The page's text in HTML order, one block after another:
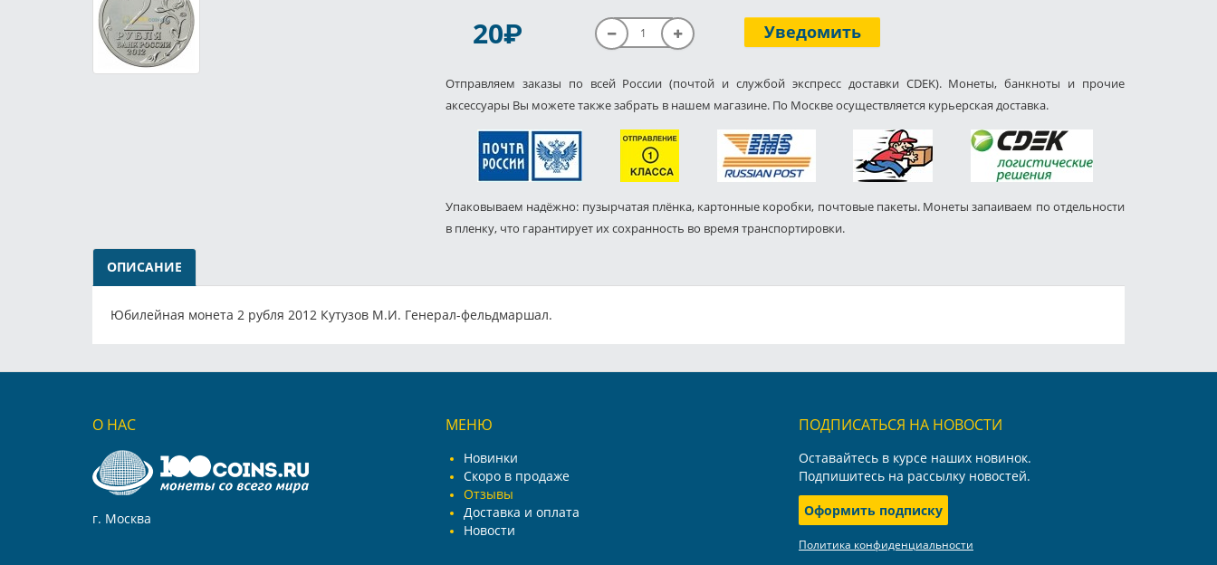
20P Уведомить
Отправляем заказы по всей России (почтой и службой экспресс доставки CDEK). Монеты, банкноты и прочие
аксессуары Вы можете также забрать в нашем магазине. По Москве осуществляется курьерская доставка.
Упаковываем надёжно: пузырчатая плёнка, картонные коробки, почтовые пакеты. Монеты запаиваем по отдельности
в пленку, что гарантирует их сохранность во время транспортировки.
ОПИСАНИЕ
Юбилейная монета 2 рубля 2012 Кутузов М.И. Генерал-фельдмаршал.
О НАС
г. Москва
МЕНЮ
Новинки
Скоро в продаже
Отзывы
Доставка и оплата
Новости
ПОДПИСАТЬСЯ НА НОВОСТИ
Оставайтесь в курсе наших новинок.
Подпишитесь на рассылку новостей.
Оформить подписку
Политика конфиденциальности